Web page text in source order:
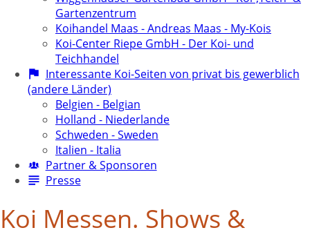
Gartenzentrum
Koihandel Maas - Andreas Maas - My-Kois
Koi-Center Riepe GmbH - Der Koi- und
Teichhandel
Interessante Koi-Seiten von privat bis gewerblich
(andere Länder)
Belgien - Belgian
Holland - Niederlande
Schweden - Sweden
Italien - Italia
Partner & Sponsoren
Presse
Koi Messen. Shows &